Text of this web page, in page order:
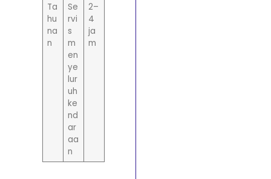
Ta
hu
na
n
Se
rvi
s
m
en
ye
lur
uh
ke
nd
ar
aa
n
2–
4
ja
m